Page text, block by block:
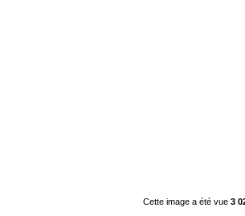
Cette image a été vue 3